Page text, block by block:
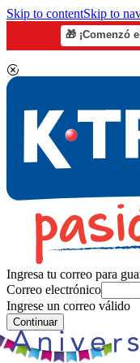
Skip to contentSkip to
🎁 ¡Comenzó
Ingresa tu correo para
Correo electrónico
Ingrese un correo válido
Continuar